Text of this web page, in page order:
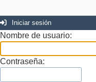
Iniciar sesión
Nombre de usuario:
Contraseña: